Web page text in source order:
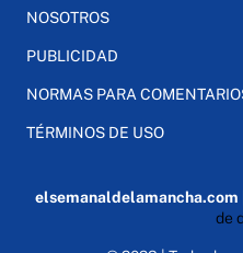
NOSOTROS
PUBLICIDAD
NORMAS PARA
TÉRMINOS DE USO
elsemanaldelamancha.com
de